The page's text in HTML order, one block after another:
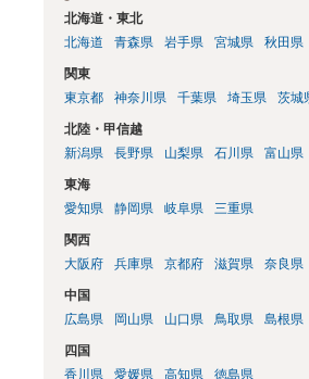
北海道・東北
北海道
青森県 岩手県 宮城県 秋田県
関東
東京都
神奈川県 千葉県 埼玉県 茨城
北陸・甲信越
新潟県
長野県 山梨県 石川県 富山県
東海
愛知県
静岡県 岐阜県 三重県
関西
大阪府
兵庫県 京都府 滋賀県 奈良県
中国
広島県
岡山県 山口県 鳥取県 島根県
四国
香川県
愛媛県 高知県 徳島県